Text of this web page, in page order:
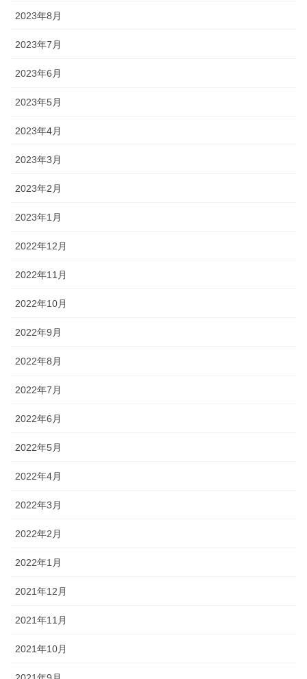
2023年8月
2023年7月
2023年6月
2023年5月
2023年4月
2023年3月
2023年2月
2023年1月
2022年12月
2022年11月
2022年10月
2022年9月
2022年8月
2022年7月
2022年6月
2022年5月
2022年4月
2022年3月
2022年2月
2022年1月
2021年12月
2021年11月
2021年10月